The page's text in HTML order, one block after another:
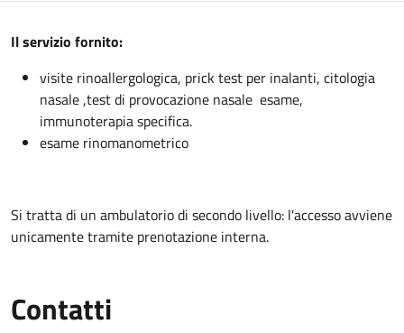
Descrizione
Il servizio fornito:
visite rinoallergologica, prick test per inalanti, citologia
nasale ,test di provocazione nasale esame,
immunoterapia specifica.
esame rinomanometrico
Si tratta di un ambulatorio di secondo livello: l'accesso avviene
unicamente tramite prenotazione interna.
Contatti